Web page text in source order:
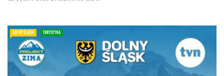
DOLNY ŚLĄSK TURYSTYKA